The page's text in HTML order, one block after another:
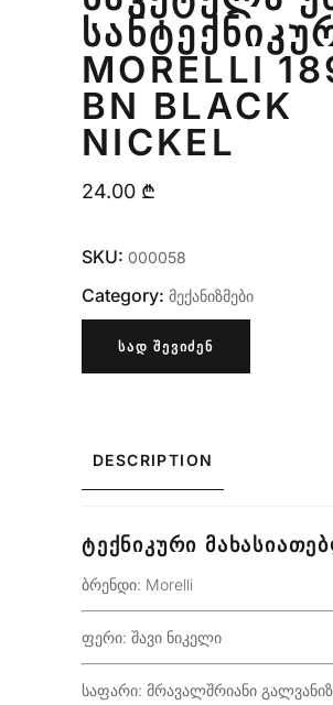
MORELLI
BN BLACK
NICKEL
24.00 ₾
SKU: 000058
Category: მექანიზმები
ᲡᲐᲓ ᲨᲔᲕᲘᲫᲔᲜ
DESCRIPTION
ᲢᲔᲥᲜᲘᲙᲣᲠᲘ
ბრენდი: Morelli
ფერი: შავი ნიკელი
საფარი: მრავალშრიანი